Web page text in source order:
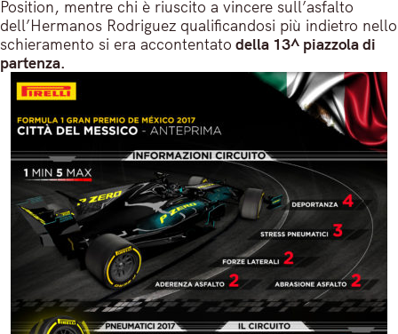
Position, mentre chi è riuscito a vincere sull’asfalto
dell’Hermanos Rodriguez qualificandosi più indietro nello
schieramento si era accontentato della 13^ piazzola di
partenza.